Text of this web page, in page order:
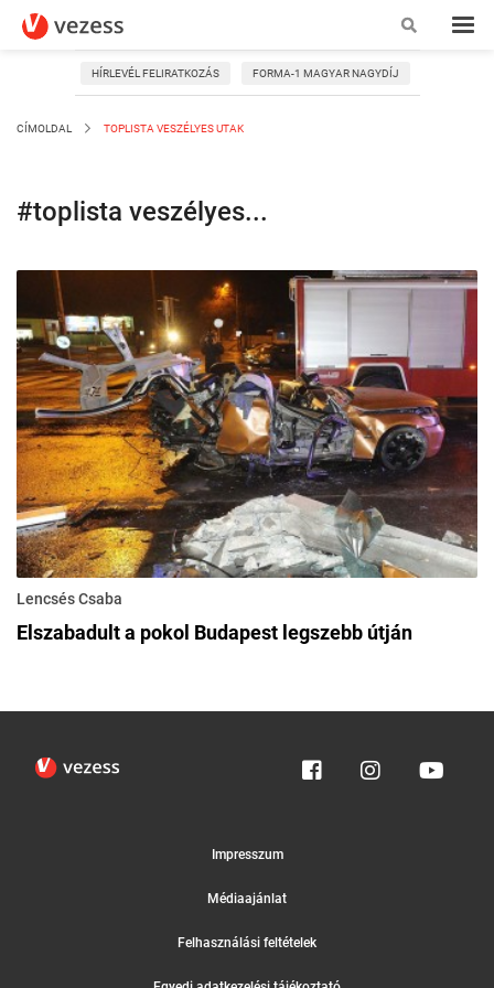
HÍRLEVÉL FELIRATKOZÁS FORMA-1 MAGYAR NAGYDÍJ
CÍMOLDAL TOPLISTA VESZÉLYES UTAK
#toplista veszélyes...
Lencsés Csaba
Elszabadult a pokol Budapest legszebb útján
Impresszum
Médiaajánlat
Felhasználási feltételek